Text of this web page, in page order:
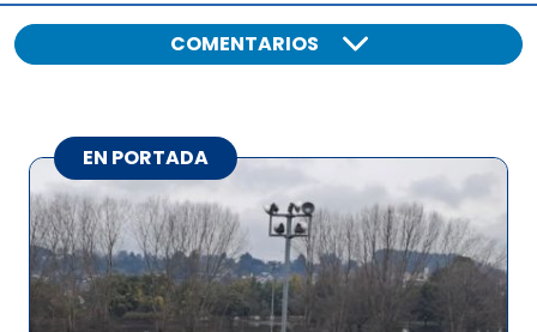
COMENTARIOS
EN PORTADA